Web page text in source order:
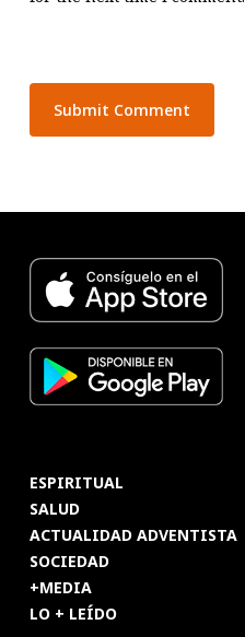
ESPIRITUAL
SALUD
ACTUALIDAD ADVENTISTA
SOCIEDAD
+MEDIA
LO + LEÍDO